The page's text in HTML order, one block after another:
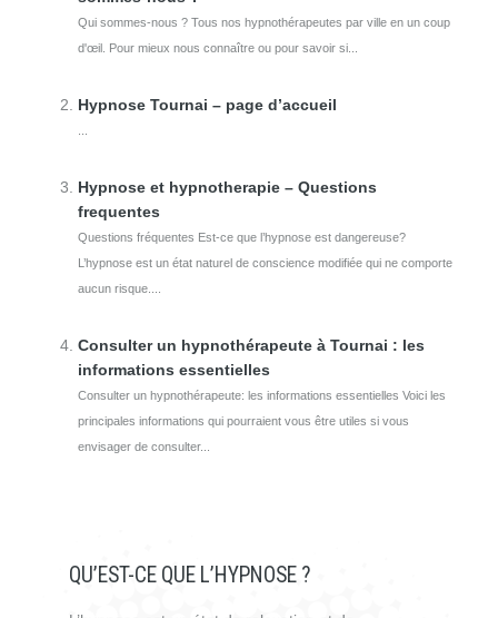
Qui sommes-nous ? Tous nos hypnothérapeutes par ville en un coup
d'œil. Pour mieux nous connaître ou pour savoir si...
Hypnose Tournai – page d’accueil
Hypnose et hypnotherapie – Questions
frequentes
Questions fréquentes Est-ce que l’hypnose est dangereuse?
L’hypnose est un état naturel de conscience modifiée qui ne comporte
aucun risque....
Consulter un hypnothérapeute à Tournai : les
informations essentielles
Consulter un hypnothérapeute: les informations essentielles Voici les
principales informations qui pourraient vous être utiles si vous
envisager de consulter...
QU’EST-CE QUE L’HYPNOSE ?